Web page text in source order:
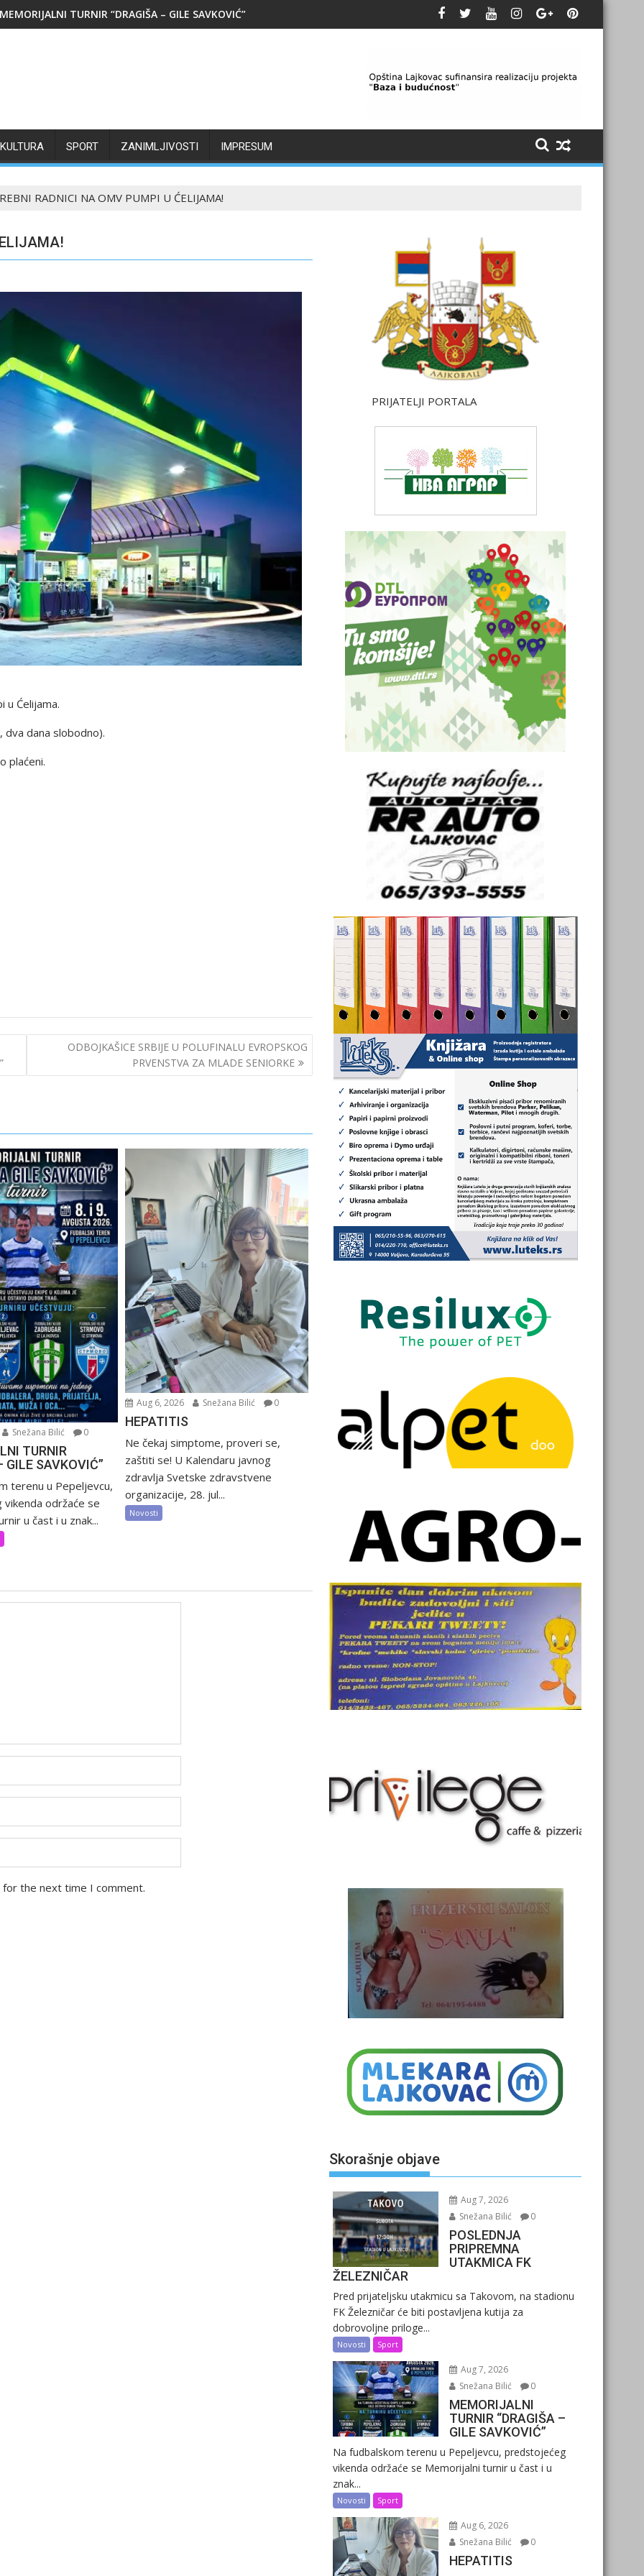
MEMORIJALNI TURNIR “DRAGIŠA – GILE SAVKOVIĆ”
KULTURA SPORT ZANIMLJIVOSTI IMPRESUM
RADNICI NA OMV PUMPI U ĆELIJAMA!
u Ćelijama.
dana slobodno).
plaćeni.
ODBOJKAŠICE SRBIJE U POLUFINALU EVROPSKOG
PRVENSTVA ZA MLADE SENIORKE
Snežana Bilić 0
TURNIR
GILE SAVKOVIĆ”
terenu u Pepeljevcu,
održaće se
u čast i u znak...
Aug 6, 2026 Snežana Bilić 0
HEPATITIS
Ne čekaj simptome, proveri se,
zaštiti se! U Kalendaru javnog
zdravlja Svetske zdravstvene
organizacije, 28. jul...
Novosti
the next time I comment.
PRIJATELJI PORTALA
Skorašnje objave
Aug 7, 2026
Snežana Bilić
0
POSLEDNJA
PRIPREMNA
UTAKMICA FK
ŽELEZNIČAR
Pred prijateljsku utakmicu sa Takovom, na stadionu
FK Železničar će biti postavljena kutija za
dobrovoljne priloge...
Novosti Sport
Aug 7, 2026
Snežana Bilić
0
MEMORIJALNI
TURNIR “DRAGIŠA –
GILE SAVKOVIĆ”
Na fudbalskom terenu u Pepeljevcu, predstojećeg
vikenda održaće se Memorijalni turnir u čast i u
znak...
Novosti Sport
Aug 6, 2026
Snežana Bilić
0
HEPATITIS